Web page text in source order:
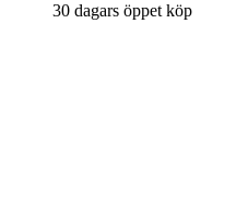
30 dagars öppet köp